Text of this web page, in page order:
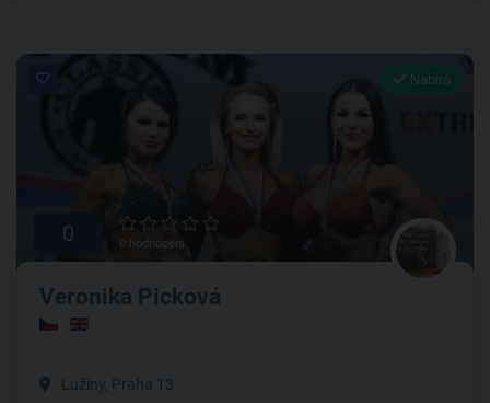
Nabírá
0 0 hodnocení
Veronika Picková
Lužiny, Praha 13